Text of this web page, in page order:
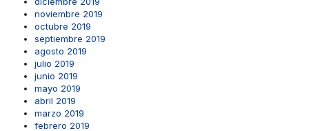
noviembre 2019
octubre 2019
septiembre 2019
agosto 2019
julio 2019
junio 2019
mayo 2019
abril 2019
marzo 2019
febrero 2019